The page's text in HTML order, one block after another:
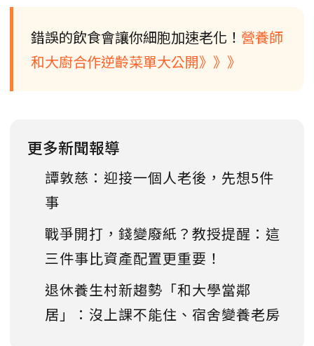
錯誤的飲食會讓你細胞加速老化！ 營養師
和大廚合作逆齡菜單大公開》》》
更多新聞報導
譚敦慈：迎接一個人老後，先想5件
事
戰爭開打，錢變廢紙？教授提醒：這
三件事比資產配置更重要！
退休養生村新趨勢「和大學當鄰
居」：沒上課不能住、宿舍變養老房